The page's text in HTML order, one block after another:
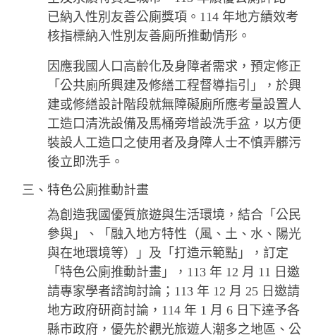
已納入性別友善公廁獎項。114 年地方績效考
核指標納入性別友善廁所推動情形。
因應我國人口高齡化及身障者需求，預定修正
「公共廁所興建及修繕工程督導指引」，於興
建或修繕設計階段就無障礙廁所應考量設置人
工造口清洗設備及馬桶旁增設洗手盆，以方便
裝設人工造口之使用者及身障人士不慎弄髒污
後立即洗手。
三、特色公廁推動計畫
為創造我國優質旅遊與生活環境，結合「公民
參與」、「融入地方特性（風、土、水、陽光
與在地環境等）」及「打造示範點」，訂定
「特色公廁推動計畫」，113 年 12 月 11 日邀
請專家學者諮詢討論；113 年 12 月 25 日邀請
地方政府研商討論，114 年 1 月 6 日下達予各
縣市政府，優先於觀光旅遊人潮多之地區、公